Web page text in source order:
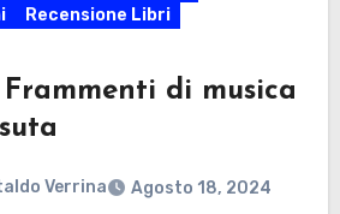
Recensione Libri
di musica
Verrina Agosto 18, 2024